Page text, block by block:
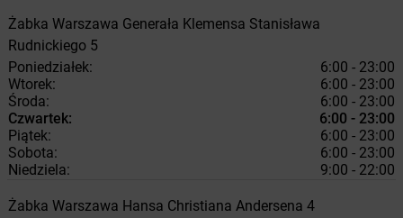
Żabka Warszawa Generała Klemensa Stanisława
Rudnickiego 5
Poniedziałek:
6:00 - 23:00
Wtorek:
6:00 - 23:00
Środa:
6:00 - 23:00
Czwartek:
6:00 - 23:00
Piątek:
6:00 - 23:00
Sobota:
6:00 - 23:00
Niedziela:
9:00 - 22:00
Żabka Warszawa Hansa Christiana Andersena 4